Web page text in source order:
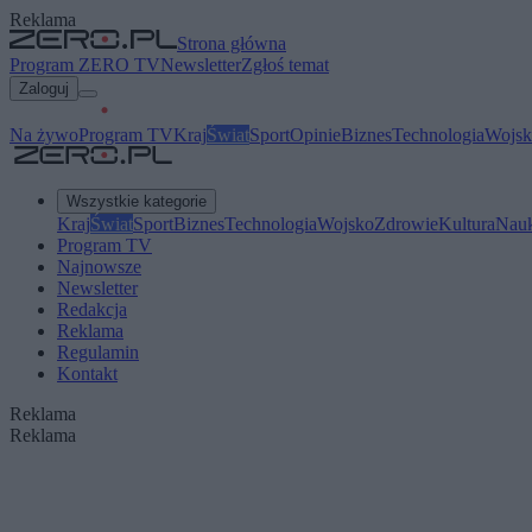
Reklama
Strona główna
Program ZERO TVNewsletterZgłoś temat
Zaloguj
Na żywoProgram TVKrajŚwiatSportOpinieBiznesTechnologia
Wszystkie kategorie
KrajŚwiatSportBiznesTechnologiaWojskoZdrowieKultura
Program TV
Najnowsze
Newsletter
Redakcja
Reklama
Regulamin
Kontakt
Reklama
Reklama